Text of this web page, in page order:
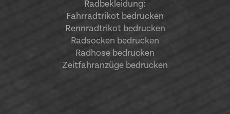
Radbekleidung:
Fahrradtrikot bedrucken
Rennradtrikot bedrucken
Radsocken bedrucken
Radhose bedrucken
Zeitfahranzüge bedrucken